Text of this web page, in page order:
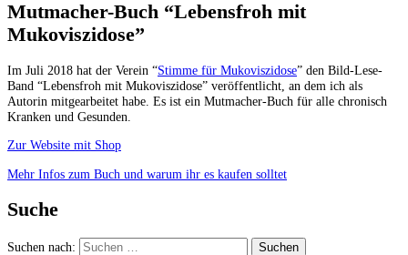
Mutmacher-Buch “Lebensfroh mit
Mukoviszidose”
Im Juli 2018 hat der Verein “Stimme für Mukoviszidose” den Bild-Lese-
Band “Lebensfroh mit Mukoviszidose” veröffentlicht, an dem ich als
Autorin mitgearbeitet habe. Es ist ein Mutmacher-Buch für alle chronisch
Kranken und Gesunden.
Zur Website mit Shop
Mehr Infos zum Buch und warum ihr es kaufen solltet
Suche
Suchen nach: